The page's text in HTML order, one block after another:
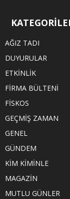
AĞIZ TADI
DUYURULAR
ETKİNLİK
FİRMA BÜLTENİ
FİSKOS
GEÇMİŞ ZAMAN
GENEL
GÜNDEM
KİM KİMİNLE
MAGAZİN
MUTLU GÜNLER